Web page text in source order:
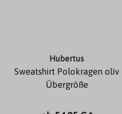
Hubertus
Sweatshirt Polokragen oliv
Übergröße